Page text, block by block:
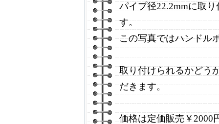
パイプ径22.2mmに取
す。
この写真ではハンドル
取り付けられるかどう
だきます。
価格は定価販売￥2000